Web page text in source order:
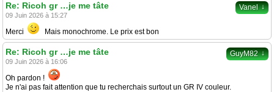
Vanel ↓
Re: Ricoh gr …je me tâte
09 Juin 2026 à 15:27
Merci Mais monochrome. Le prix est bon
GuyM82 ↓
Re: Ricoh gr …je me tâte
09 Juin 2026 à 16:06
Oh pardon !
Je n'ai pas fait attention que tu recherchais surtout un GR IV couleur.